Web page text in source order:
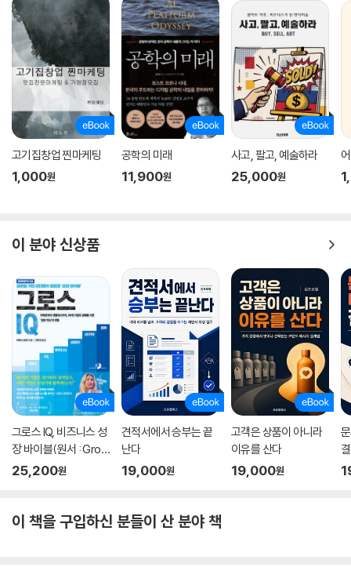
05 당신의 보험 재정상담가는 MDRT회원?
06 젊은 보험인들에게 드리는 글
07 깨진 유리창의 법칙
에필로그
부록 유혹의 도구
일요일에 입원을 해서 월요일에 수술을 한다는 ‘카톡’을 받고 다시 한번 고
객의 사무실로 향했다. 면역력을 올려주는 홍삼 제품과 수건, 칫솔을 준비
했다. 손을 잡아주고 토닥이고 이야기할 수는 없었지만 눈빛으로 마스크에
가려져 보이지 않는 입술의 언어로 나의 마음을 표현했다. “입원은 잘 하셨
나요? 일주일 동안 푹 쉬고 뒹굴뒹굴 휴식을 취하고 오세요. 그동안 잘 관
리했으니 수술도 물론 잘될 겁니다. 기도하고 있을게요.” 고객이 답장을 보
내온다. “감사합니다.^^ 신경 써 주신 덕분에 위로가 되었습니다. 좀 전까
지 자옥이가 보호자로 따라다니면서 같이 있어줘서 너무 감사하게 잘 입원
했어요. 감사합니다~~” 고객의 쾌유를 기도하면서, 이 글을 씁니다.
어제는 시 낭송을 하는 선생님이 점심을 챙겨주신 아름다운 날이었다. 그
선생님과의 첫 만남은 약 3년 전, 독서 모임 워크숍에서였다. 그날 정말 우
연히 무대에 깜짝 출연해 시 낭송을 했다. 시나 시 낭송에 대해서는 그저 동
경만 하고 있던 터라 그날의 그 울림과 파장은 이루 말할 수 없을 정도로 컸
었다. 그렇게 나에게 첫인상을 강렬하게 심어준 선생님은 몇 달 후 나에게
같이 밥 먹자고 연락을 주셨다. 직접 집에서 밥을 하고 국을 끓이고 반찬을
만들어 챙겨주신 나만의 밥상! 그 겨울, 그날은 정말 행복한 날이었다. 그
리고 또 몇 달이 지나 지난번과 마찬가지로 직접 해주는 ‘집밥’으로 함께 식
사를 했었다. 두어 번 더 밥을 챙겨주셨고 어제가 아마 내 기억으론 다섯 번
째였다.
강의하는 선생님과 팬플루트를 연주하는 선생님이 함께 둘러앉은 밥상에
장어구이와 낙지젓갈, 김장아찌, 곱창김, 감자탕, 각종 야채들. 맛있는 한
아로마 테라피 페퍼민트로 즐겁게 해드리고 두 번째로는 휴먼 컬러를 알려
드렸다. 휴먼 컬러 진단을 위해 서로의 생년월일을 자연스럽게 알고 시작
고기집창업 찐마케팅
1,000원
공학의 미래
11,900원
사고, 팔고, 예술하라
25,000원
이 분야 신상품
그로스 IQ, 비즈니스 성
장 바이블(원서 : Grow
th IQ)
25,200원
견적서에서 승부는 끝
난다
19,000원
고객은 상품이 아니라
이유를 산다
19,000원
이 책을 구입하신 분들이 산 분야 책